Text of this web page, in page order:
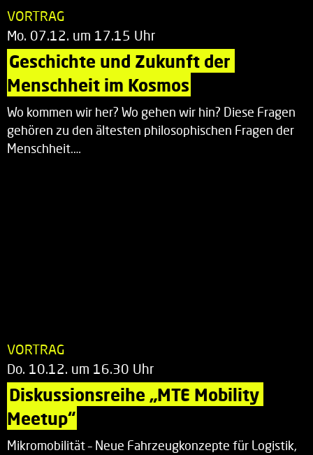
VORTRAG
Mo. 07.12. um 17.15 Uhr
Geschichte und Zukunft der
Menschheit im Kosmos
Wo kommen wir her? Wo gehen wir hin? Diese Fragen
gehören zu den ältesten philosophischen Fragen der
Menschheit.…
VORTRAG
Do. 10.12. um 16.30 Uhr
Diskussionsreihe „MTE Mobility
Meetup“
Mikromobilität – Neue Fahrzeugkonzepte für Logistik,